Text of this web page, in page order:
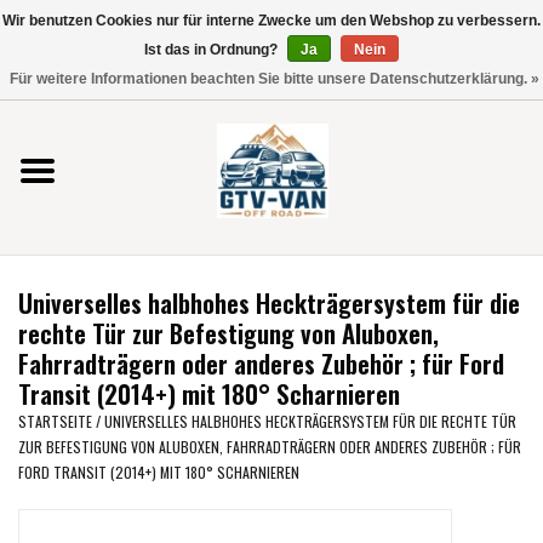
Verwende
die
nach
oben
und
unten,
verfügbare
Ergebnis
auszuwählen.
Drücke
die
Eingabetaste,
um
Vito / V-Klasse 447
Viano /Vito 639
VW T7 2025
VW T6
VW T5
Universelles halbhohes Heckträgersystem für die
rechte Tür zur Befestigung von Aluboxen,
Fahrradträgern oder anderes Zubehör ; für Ford
Transit (2014+) mit 180° Scharnieren
STARTSEITE/UNIVERSELLES HALBHOHES HECKTRÄGERSYSTEM FÜR DIE RECHTE TÜR
ZUR BEFESTIGUNG VON ALUBOXEN, FAHRRADTRÄGERN ODER ANDERES ZUBEHÖR ; FÜR
FORD TRANSIT (2014+) MIT 180° SCHARNIEREN
Wir benutzen Cookies nur für interne Zwecke um den Webshop zu verbessern.
Ist das in Ordnung?
Ja
Nein
Für weitere Informationen beachten Sie bitte unsere Datenschutzerklärung. »